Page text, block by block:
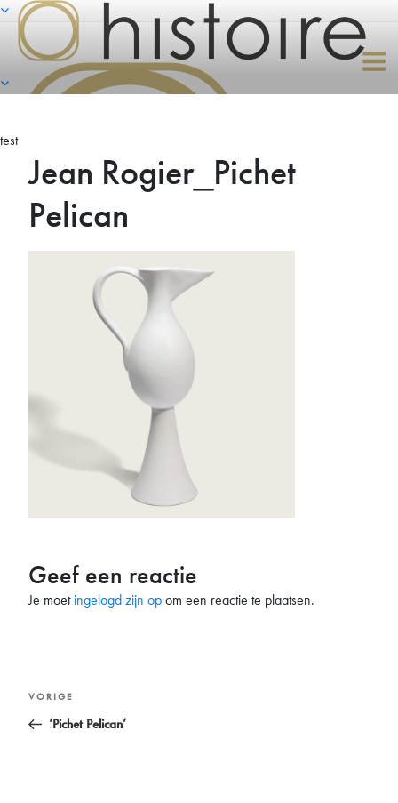
Naar
inhoud
springen
test
Jean Rogier_Pichet
Pelican
Geef een reactie
Je moetingelogd zijn opom een reactie te plaatsen.
Bericht
navigatie
Vorig
bericht
VORIGE
‘Pichet Pelican’